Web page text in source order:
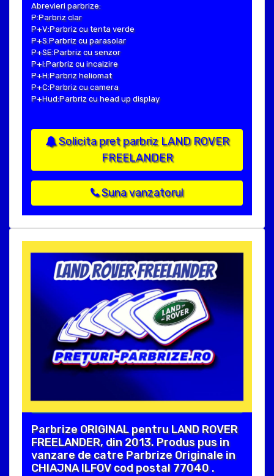
Abrevieri parbrize:
P:Parbriz clar
P+V:Parbriz cu tenta verde
P+S:Parbriz cu parasolar
P+SE:Parbriz cu senzor
P+I:Parbriz cu incalzire
P+H:Parbriz heliomat
P+C:Parbriz cu camera
P+Hud:Parbriz cu head up display
Solicita pret parbriz LAND ROVER
FREELANDER
Suna vanzatorul
Parbrize ORIGINAL pentru LAND ROVER
FREELANDER, din 2013. Produs pus in
vanzare de catre Parbrize Originale in
CHIAJNA ILFOV cod postal 77040 .